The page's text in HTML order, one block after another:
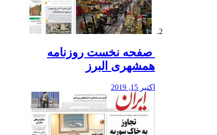
️ صفحه نخست روزنامه‌
همشهری البرز
اکتبر 15, 2019